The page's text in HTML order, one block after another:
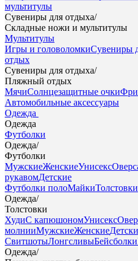
мультитулы
Сувениры для отдыха/
Складные ножи и мультитулы
Мультитулы
Игры и головоломкиСувениры
отдых
Сувениры для отдыха/
Пляжный отдых
МячиСолнцезащитные очки
Автомобильные аксессуары
Одежда
Одежда
Футболки
Одежда/
Футболки
МужскиеЖенскиеУнисекс
рукавомДетские
Футболки полоМайкиТолстовки
Одежда/
Толстовки
ХудиС капюшономУнисекс
молнииМужскиеЖенские
СвитшотыЛонгсливыБейсболки
Одежда/